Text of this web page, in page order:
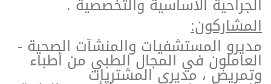
المشاركون:
مديرو المستشفيات والمنشآت الصحية -
العاملون في المجال الطبي من أطباء
وتمريض ، مديري المشتريات